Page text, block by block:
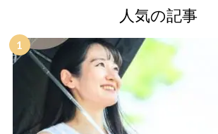
人気の記事